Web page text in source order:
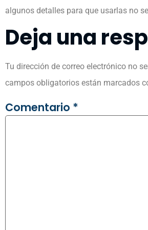
algunos detalles para que usarlas no
Deja una
Tu dirección de correo electrónico no
campos obligatorios están marcados
Comentario *